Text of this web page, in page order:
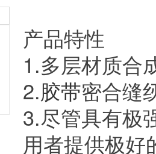
产品特性
1.多层材质合
2.胶带密合缝
3.尽管具有极
用者提供极好